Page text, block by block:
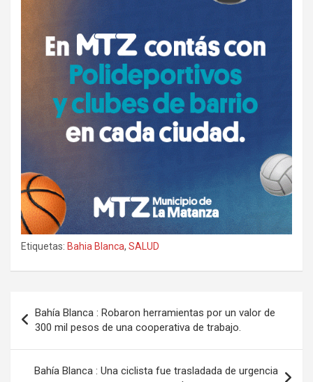
Etiquetas: Bahia Blanca, SALUD
de
entradas
Bahía Blanca : Robaron herramientas por un valor de
300 mil pesos de una cooperativa de trabajo.
Bahía Blanca : Una ciclista fue trasladada de urgencia